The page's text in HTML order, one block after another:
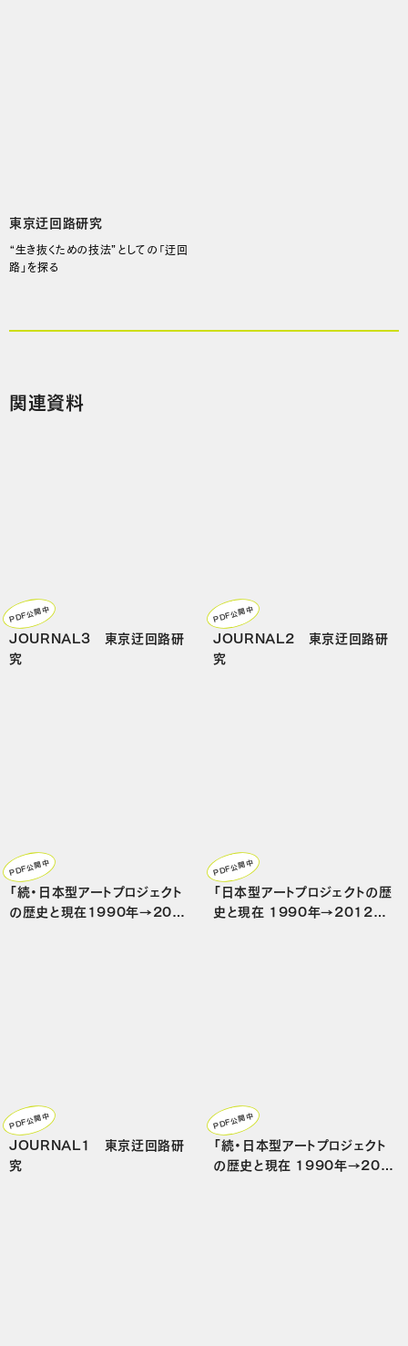
東京迂回路研究
“生き抜くための技法”としての「迂回
路」を探る
関連資料
JOURNAL3 東京迂回路研
究
PDF公開中
JOURNAL2 東京迂回路研
究
PDF公開中
「続・日本型アートプロジェクト
の歴史と現在1990年→2012
PDF公開中
「日本型アートプロジェクトの歴
史と現在 1990年→2012年」
PDF公開中
JOURNAL1 東京迂回路研
究
PDF公開中
「続・日本型アートプロジェクト
の歴史と現在 1990年→201
PDF公開中